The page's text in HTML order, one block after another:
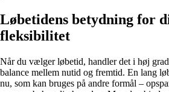
Løbetidens betydning for
fleksibilitet
Når du vælger løbetid, handler det i høj
balance mellem nutid og fremtid. En lang
nu, som kan bruges på andre formål –